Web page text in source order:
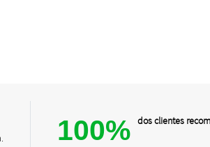
100% dos clientes